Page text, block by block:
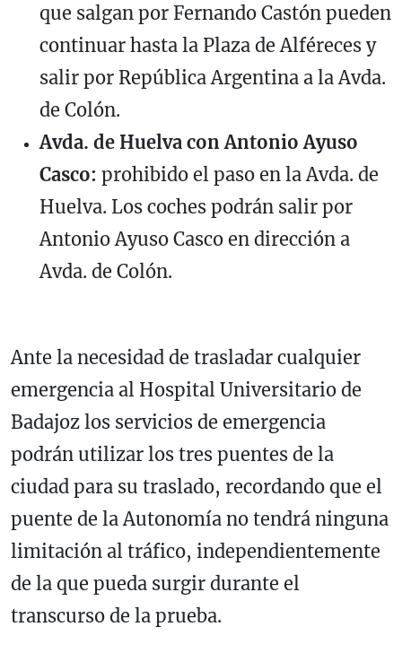
que salgan por Fernando Castón pueden
continuar hasta la Plaza de Alféreces y
salir por República Argentina a la Avda.
de Colón.
Avda. de Huelva con Antonio Ayuso
Casco: prohibido el paso en la Avda. de
Huelva. Los coches podrán salir por
Antonio Ayuso Casco en dirección a
Avda. de Colón.
Ante la necesidad de trasladar cualquier
emergencia al Hospital Universitario de
Badajoz los servicios de emergencia
podrán utilizar los tres puentes de la
ciudad para su traslado, recordando que el
puente de la Autonomía no tendrá ninguna
limitación al tráfico, independientemente
de la que pueda surgir durante el
transcurso de la prueba.